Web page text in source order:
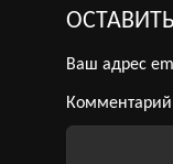
Ваш адрес
Комментарий